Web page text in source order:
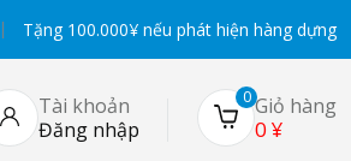
Tặng 100.000¥ nếu phát hiện hàng dựng
Tài khoản
Đăng nhập
0 Giỏ hàng
0 ¥